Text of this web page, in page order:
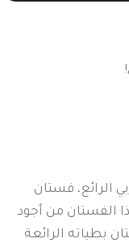
الرائع، فستان
الفستان من أجود
بطياته الرائعة